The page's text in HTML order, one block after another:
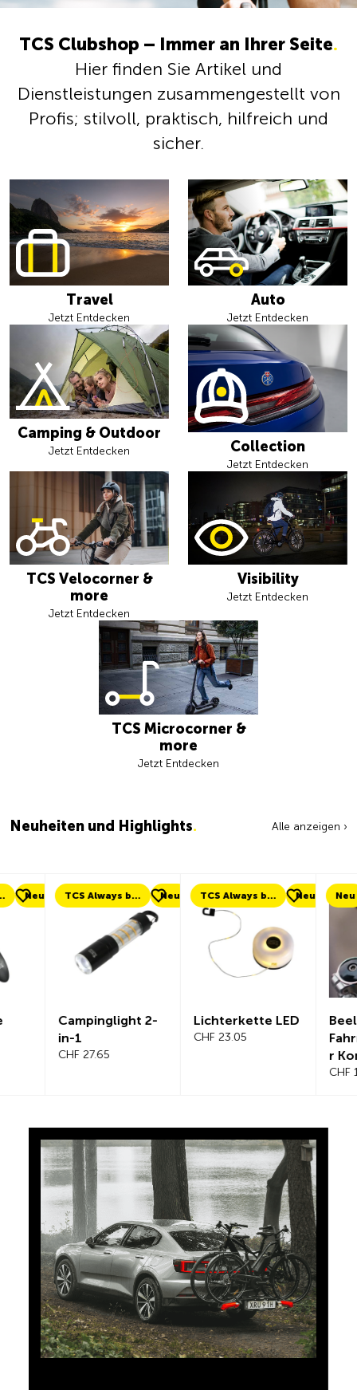
TCS Clubshop – Immer an Ihrer Seite.
Hier finden Sie Artikel und
Dienstleistungen zusammengestellt von
Profis; stilvoll, praktisch, hilfreich und
sicher.
Travel
Jetzt Entdecken
Auto
Jetzt Entdecken
Camping & Outdoor
Jetzt Entdecken Collection
Jetzt Entdecken
TCS Velocorner &
more
Jetzt Entdecken
Visibility
Jetzt Entdecken
TCS Microcorner &
more
Jetzt Entdecken
Neuheiten und Highlights. Alle anzeigen ›
TCS Always by my side Neu
Campinglight 2-
CHF 27.65
TCS Always by my side Neu
Lichterkette LED
CHF 23.05
Neu
Beeline
r
CHF 101.65
5% Cashback